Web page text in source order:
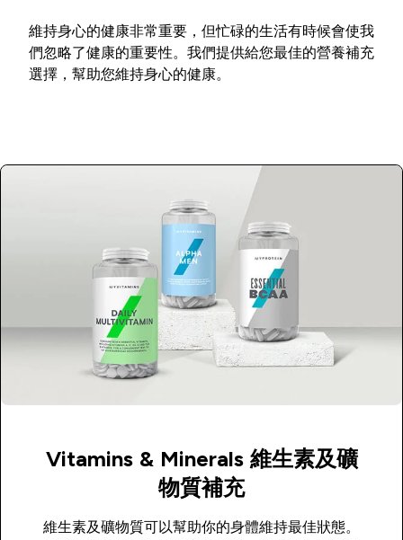
維持身心的健康非常重要，但忙碌的生活有時候會使我
們忽略了健康的重要性。我們提供給您最佳的營養補充
選擇，幫助您維持身心的健康。
Vitamins & Minerals 維生素及礦
物質補充
維生素及礦物質可以幫助你的身體維持最佳狀態。